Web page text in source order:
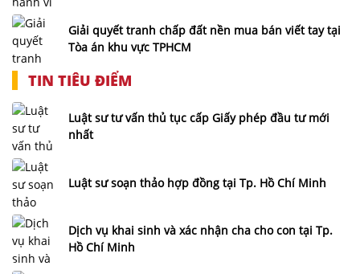
Giải quyết tranh chấp đất nền mua bán viết tay tại
Tòa án khu vực TPHCM
TIN TIÊU ĐIỂM
Luật sư tư vấn thủ tục cấp Giấy phép đầu tư mới
nhất
Luật sư soạn thảo hợp đồng tại Tp. Hồ Chí Minh
Dịch vụ khai sinh và xác nhận cha cho con tại Tp.
Hồ Chí Minh